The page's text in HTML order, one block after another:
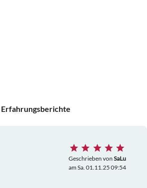
Erfahrungsberichte
Geschrieben von SaLu
am Sa. 01.11.25 09:54